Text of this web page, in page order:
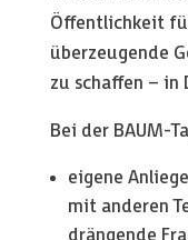
Öffentlichkeit
überzeugende
zu schaffen – in
Bei der BAUM-
eigene
mit anderen